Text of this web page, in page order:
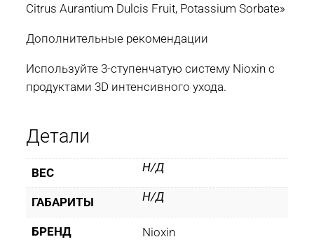
Citrus Aurantium Dulcis Fruit, Potassium Sorbate»
Дополнительные рекомендации
Используйте 3-ступенчатую систему Nioxin с
продуктами 3D интенсивного ухода.
Детали
ВЕС Н/Д
ГАБАРИТЫ Н/Д
БРЕНД Nioxin